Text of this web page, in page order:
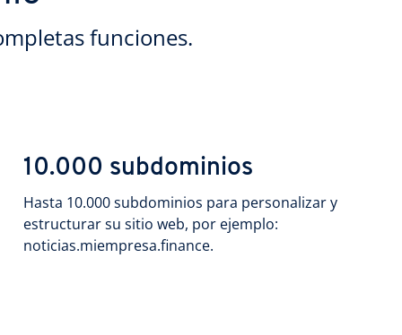
funciones.
10.000 subdominios
Hasta 10.000 subdominios para personalizar y
estructurar su sitio web, por ejemplo:
noticias.miempresa.finance.